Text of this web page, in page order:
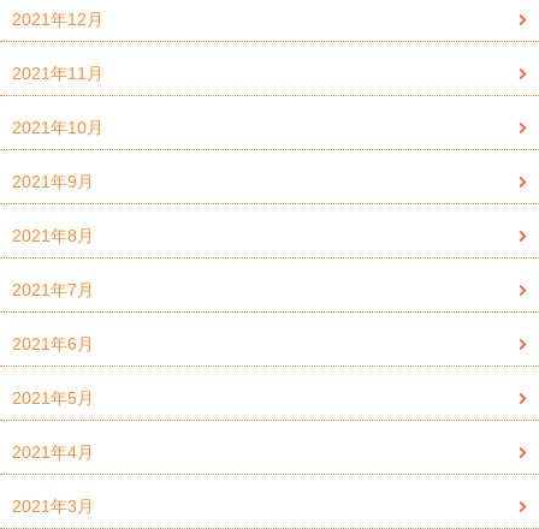
2021年12月
2021年11月
2021年10月
2021年9月
2021年8月
2021年7月
2021年6月
2021年5月
2021年4月
2021年3月